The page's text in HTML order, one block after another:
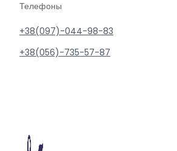
Телефоны
+38(097)-044-98-83
+38(056)-735-57-87